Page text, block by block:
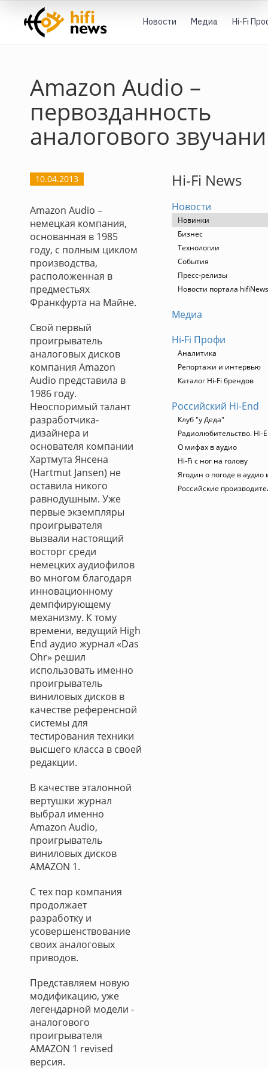
Новости Медиа Hi-Fi
Amazon Audio –
первозданность
аналогового звучани
10.04.2013
Amazon Audio –
немецкая компания,
основанная в 1985
году, с полным циклом
производства,
расположенная в
предместьях
Франкфурта на Майне.
Свой первый
проигрыватель
аналоговых дисков
компания Amazon
Audio представила в
1986 году.
Неоспоримый талант
разработчика-
дизайнера и
основателя компании
Хартмута Янсена
(Hartmut Jansen) не
оставила никого
равнодушным. Уже
первые экземпляры
проигрывателя
вызвали настоящий
восторг среди
немецких аудиофилов
во многом благодаря
инновационному
демпфирующему
механизму. К тому
времени, ведущий High
End аудио журнал «Das
Ohr» решил
использовать именно
проигрыватель
виниловых дисков в
качестве референсной
системы для
тестирования техники
высшего класса в своей
редакции.
В качестве эталонной
вертушки журнал
выбрал именно
Amazon Audio,
проигрыватель
виниловых дисков
AMAZON 1.
С тех пор компания
продолжает
разработку и
усовершенствование
своих аналоговых
приводов.
Представляем новую
модификацию, уже
легендарной модели -
аналогового
проигрывателя
AMAZON 1 revised
версия.
Hi-Fi News
Новости
Новинки
Бизнес
Технологии
События
Пресс-релизы
Новости портала hifiNews
Медиа
Hi-Fi Профи
Аналитика
Репортажи и интервью
Каталог Hi-Fi брендов
Российский Hi-End
Клуб "у Деда"
Радиолюбительство. Hi-
О мифах в аудио
Hi-Fi с ног на голову
Ягодин о погоде в аудио
Российские